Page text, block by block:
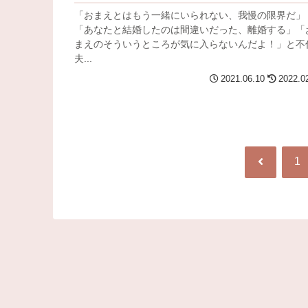
「おまえとはもう一緒にいられない、我慢の限界だ」
「あなたと結婚したのは間違いだった、離婚する」「
まえのそういうところが気に入らないんだよ！」と不
夫...
2021.06.10
前 1